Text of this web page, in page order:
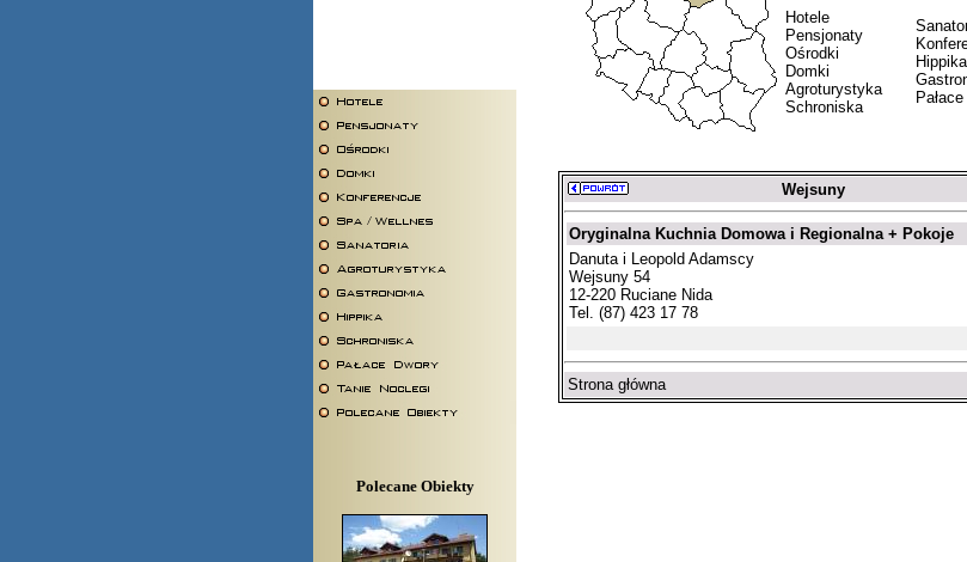
Polecane Obiekty
Hotele
Pensjonaty
Ośrodki
Domki
Agroturystyka
Schroniska
Hippika
Wejsuny
Oryginalna Kuchnia Domowa i Regionalna + Pokoje
Danuta i Leopold Adamscy
Wejsuny 54
12-220 Ruciane Nida
Tel. (87) 423 17 78
Strona główna